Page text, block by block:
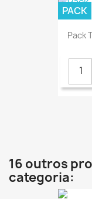
Pack
PACK
16 outros
categoria: